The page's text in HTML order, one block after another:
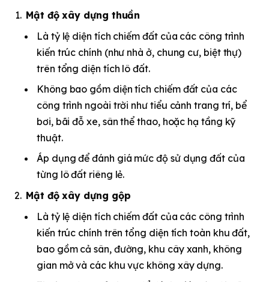
Mật độ xây dựng thuần
Là tỷ lệ diện tích chiếm đất của các công trình
kiến trúc chính (như nhà ở, chung cư, biệt thự)
trên tổng diện tích lô đất.
Không bao gồm diện tích chiếm đất của các
công trình ngoài trời như tiểu cảnh trang trí, bể
bơi, bãi đỗ xe, sân thể thao, hoặc hạ tầng kỹ
thuật.
Áp dụng để đánh giá mức độ sử dụng đất của
từng lô đất riêng lẻ.
Mật độ xây dựng gộp
Là tỷ lệ diện tích chiếm đất của các công trình
kiến trúc chính trên tổng diện tích toàn khu đất,
bao gồm cả sân, đường, khu cây xanh, không
gian mở và các khu vực không xây dựng.